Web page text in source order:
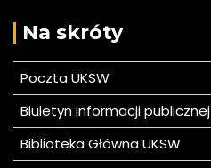
Na skróty
Poczta UKSW
Biuletyn informacji publicznej
Biblioteka Główna UKSW